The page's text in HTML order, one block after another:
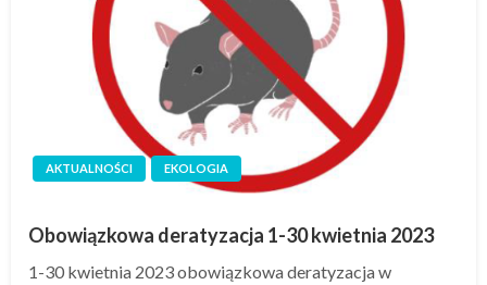
AKTUALNOŚCI EKOLOGIA
Obowiązkowa deratyzacja 1-30 kwietnia 2023
1-30 kwietnia 2023 obowiązkowa deratyzacja w